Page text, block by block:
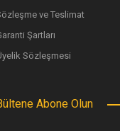
ve Teslimat
Şartları
Sözleşmesi
Abone Olun